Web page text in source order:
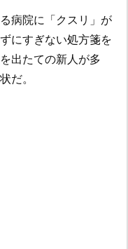
病院に「クスリ」が
にすぎない処方箋を
出たての新人が多
だ。